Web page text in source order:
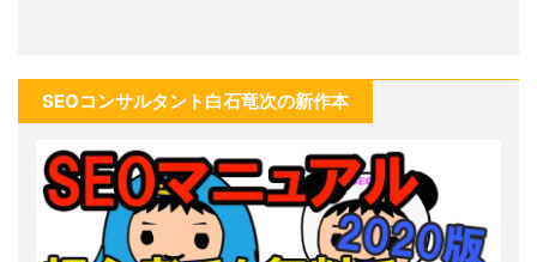
SEOコンサルタント白石竜次の新作本